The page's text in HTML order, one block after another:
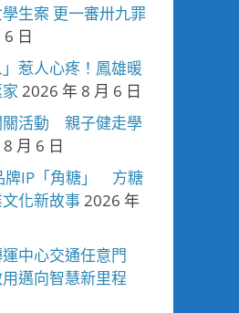
生案 更一審卅九罪
日
」惹人心疼！鳳雄暖
2026 年 8 月 6 日
關活動 親子健走學
月 6 日
牌IP「角糖」 方糖
化新故事2026 年
運中心交通任意門
邁向智慧新里程